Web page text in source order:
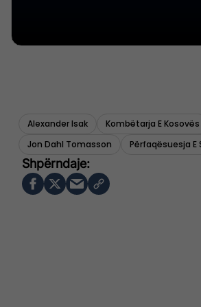
Alexander Isak
Kombëtarja E Kosovës
Jon Dahl Tomasson
Përfaqësuesja E